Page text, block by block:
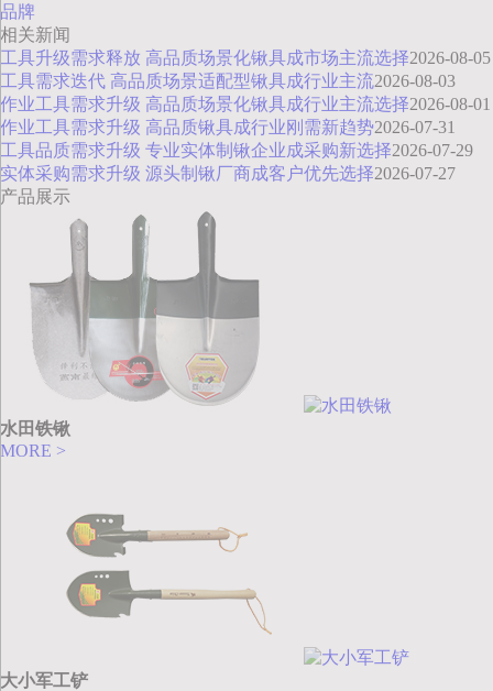
品牌
相关新闻
工具升级需求释放 高品质场景化锹具成市场主流选择2026-08-05
工具需求迭代 高品质场景适配型锹具成行业主流2026-08-03
作业工具需求升级 高品质场景化锹具成行业主流选择2026-08-01
作业工具需求升级 高品质锹具成行业刚需新趋势2026-07-31
工具品质需求升级 专业实体制锹企业成采购新选择2026-07-29
实体采购需求升级 源头制锹厂商成客户优先选择2026-07-27
产品展示
水田铁锹
MORE >
大小军工铲